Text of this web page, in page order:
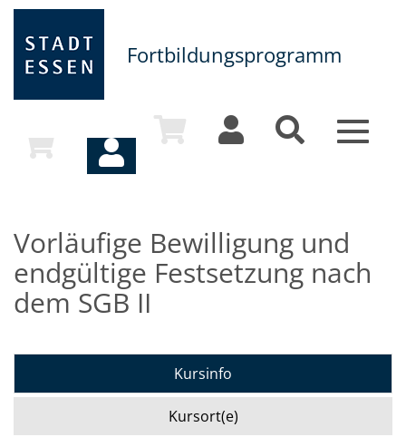
Fortbildungsprogramm
Toggle
Vorläufige Bewilligung und
endgültige Festsetzung nach
dem SGB II
Kursinfo
Kursort(e)